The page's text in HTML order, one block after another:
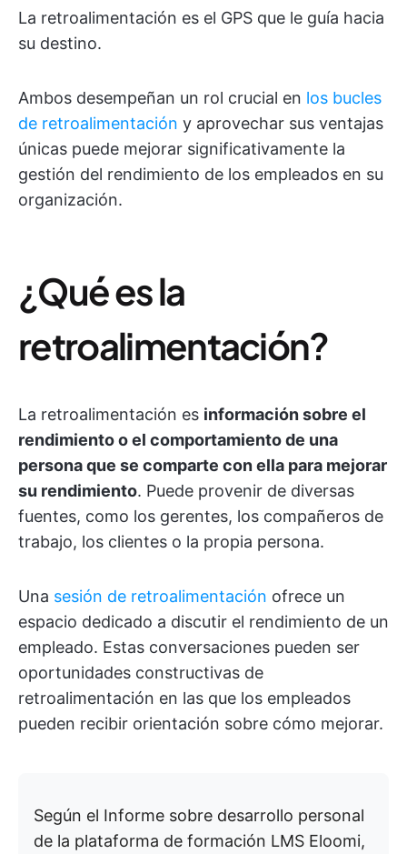
La retroalimentación es el GPS que le guía hacia
su destino.
Ambos desempeñan un rol crucial en los bucles
de retroalimentación y aprovechar sus ventajas
únicas puede mejorar significativamente la
gestión del rendimiento de los empleados en su
organización.
¿Qué es la
retroalimentación?
La retroalimentación es información sobre el
rendimiento o el comportamiento de una
persona que se comparte con ella para mejorar
su rendimiento. Puede provenir de diversas
fuentes, como los gerentes, los compañeros de
trabajo, los clientes o la propia persona.
Una sesión de retroalimentación ofrece un
espacio dedicado a discutir el rendimiento de un
empleado. Estas conversaciones pueden ser
oportunidades constructivas de
retroalimentación en las que los empleados
pueden recibir orientación sobre cómo mejorar.
Según el Informe sobre desarrollo personal
de la plataforma de formación LMS Eloomi,